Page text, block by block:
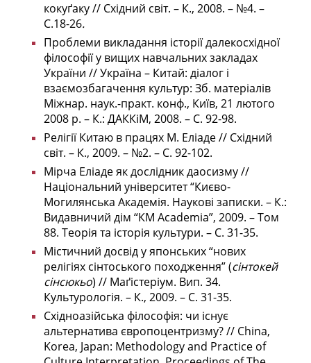
кокуґаку // Східний світ. – К., 2008. – №4. –
С.18-26.
Проблеми викладання історії далекосхідної
філософії у вищих навчальних закладах
України // Україна – Китай: діалог і
взаємозбагачення культур: Зб. матеріалів
Міжнар. наук.-практ. конф., Київ, 21 лютого
2008 р. – К.: ДАККіМ, 2008. – С. 92-98.
Релігії Китаю в працях М. Еліаде // Східний
світ. – К., 2009. – №2. – C. 92-102.
Мірча Еліаде як дослідник даосизму //
Національний університет “Києво-
Могилянська Академія. Наукові записки. – К.:
Видавничий дім “КМ Academia”, 2009. – Том
88. Теорія та історія культури. – С. 31-35.
Містичний досвід у японських “нових
релігіях сінтоського походження” (сінтокей
сінсюкьо) // Маґістеріум. Вип. 34.
Культурологія. – К., 2009. – С. 31-35.
Східноазійська філософія: чи існує
альтернатива європоцентризму? // China,
Korea, Japan: Methodology and Practice of